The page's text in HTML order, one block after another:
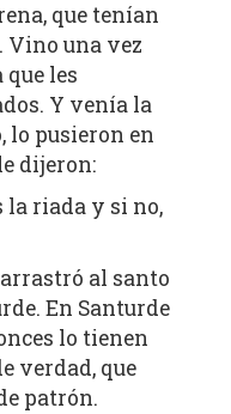
que tenían
Vino una vez
les
Y venía la
lo pusieron en
dijeron:
la riada y si no,
al santo
En Santurde
lo tienen
verdad, que
patrón.